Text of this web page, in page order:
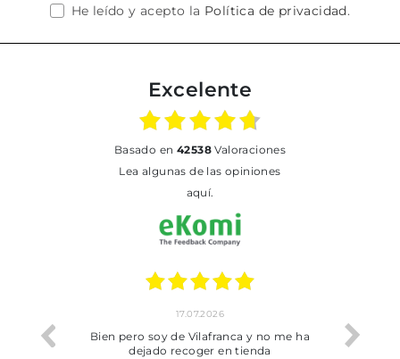
He leído y acepto la Política de privacidad.
Excelente
basado en 42538Valoraciones
Lea algunas de las opiniones
aquí.
trobat
17.07.2026
Bien pero soy de Vilafranca y no me ha
dejado recoger en tienda